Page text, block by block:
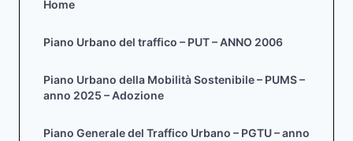
Home
Piano Urbano del traffico – PUT – ANNO 2006
Piano Urbano della Mobilità Sostenibile – PUMS –
anno 2025 – Adozione
Piano Generale del Traffico Urbano – PGTU – anno